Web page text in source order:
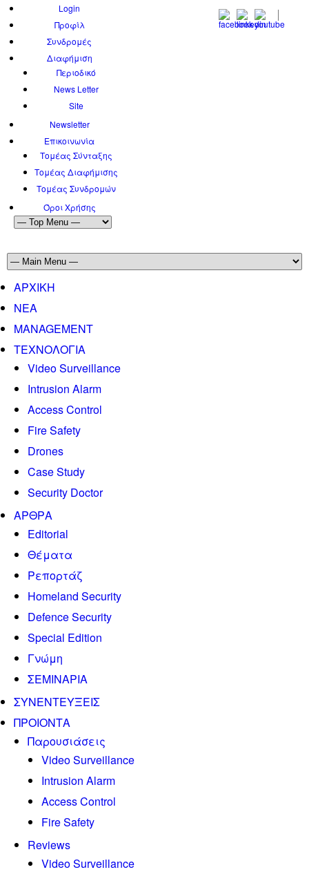
Login
Προφίλ
Συνδρομές
Διαφήμιση
Περιοδικό
News Letter
Site
Newsletter
Επικοινωνία
Τομέας Σύνταξης
Τομέας Διαφήμισης
Τομέας Συνδρομών
Όροι Χρήσης
ΑΡΧΙΚΗ
ΝΕΑ
MANAGEMENT
ΤΕΧΝΟΛΟΓΙΑ
Video Surveillance
Intrusion Alarm
Access Control
Fire Safety
Drones
Case Study
Security Doctor
ΑΡΘΡΑ
Editorial
Θέματα
Ρεπορτάζ
Homeland Security
Defence Security
Special Edition
Γνώμη
ΣΕΜΙΝΑΡΙΑ
ΣΥΝΕΝΤΕΥΞΕΙΣ
ΠΡΟΙΟΝΤΑ
Παρουσιάσεις
Video Surveillance
Intrusion Alarm
Access Control
Fire Safety
Reviews
Video Surveillance